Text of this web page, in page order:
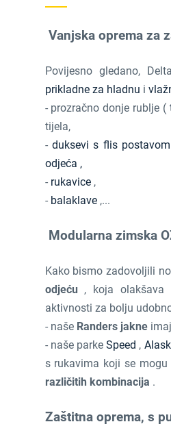
Vanjska oprema za
Povijesno gledano,
prikladne za hladnu i
- prozračno donje rublje (
tijela,
- duksevi s flis postavom
odjeća ,
- rukavice,
- balaklave,...
Modularna zimska
Kako bismo zadovoljili
odjeću , koja olakšava
aktivnosti za bolju
- naše Randers jakne
- naše parkeSpeed ,
s rukavima koji se
različitih kombinacija .
Zaštitna oprema, s